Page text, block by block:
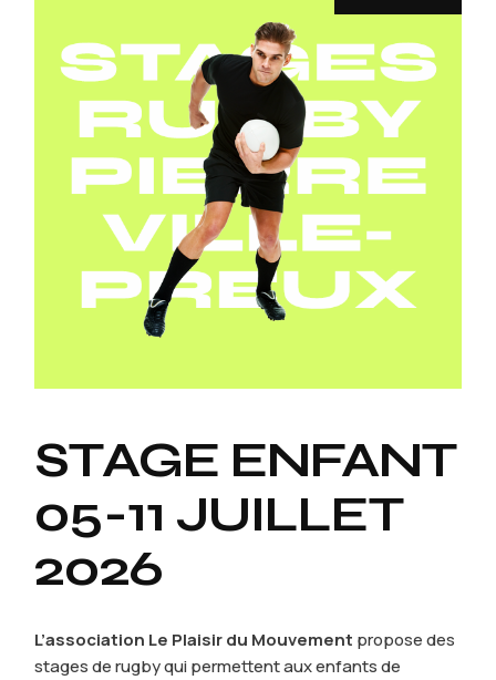
STAGE ENFANT
05-11 JUILLET
2026
L’association Le Plaisir du Mouvement propose des
stages de rugby qui permettent aux enfants de